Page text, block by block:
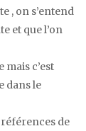
, on s’entend
et que l’on
mais c’est
dans le
de